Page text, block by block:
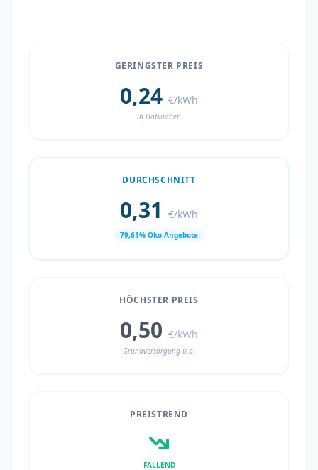
GERINGSTER PREIS
0,24 €/kWh
in Hofkirchen
DURCHSCHNITT
0,31 €/kWh
79,61% Öko-Angebote
HÖCHSTER PREIS
0,50 €/kWh
Grundversorgung u.a.
PREISTREND
FALLEND